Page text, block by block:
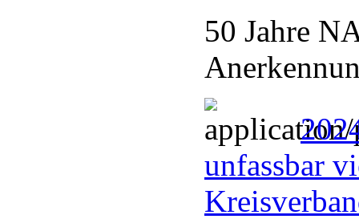
50 Jahre
unfassbar